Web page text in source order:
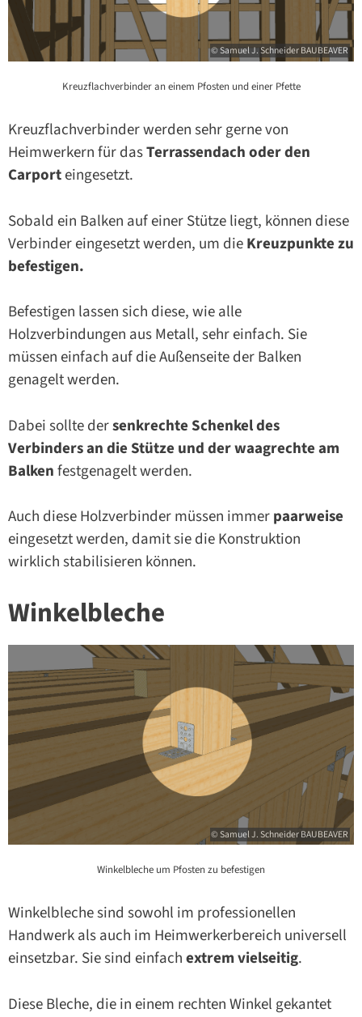
© Samuel J. Schneider BAUBEAVER
Kreuzflachverbinder an einem Pfosten und einer Pfette
Kreuzflachverbinder werden sehr gerne von
Heimwerkern für dasTerrassendach oder den
Carporteingesetzt.
Sobald ein Balken auf einer Stütze liegt, können diese
Verbinder eingesetzt werden, um dieKreuzpunkte zu
befestigen.
Befestigen lassen sich diese, wie alle
Holzverbindungen aus Metall, sehr einfach. Sie
müssen einfach auf die Außenseite der Balken
genagelt werden.
Dabei sollte dersenkrechte Schenkel des
Verbinders an die Stütze und der waagrechte am
Balkenfestgenagelt werden.
Auch diese Holzverbinder müssen immerpaarweise
eingesetzt werden, damit sie die Konstruktion
wirklich stabilisieren können.
Winkelbleche
© Samuel J. Schneider BAUBEAVER
Winkelbleche um Pfosten zu befestigen
Winkelbleche sind sowohl im professionellen
Handwerk als auch im Heimwerkerbereich universell
einsetzbar. Sie sind einfachextrem vielseitig.
Diese Bleche, die in einem rechten Winkel gekantet